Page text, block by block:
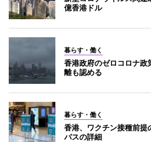
億香港ドル
暮らす・働く
香港政府のゼロコロナ政
離も認める
暮らす・働く
香港、ワクチン接種前提
パスの詳細